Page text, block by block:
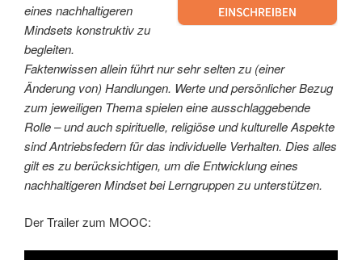
eines nachhaltigeren
Mindsets konstruktiv zu
begleiten.
Faktenwissen allein führt nur sehr selten zu (einer
Änderung von) Handlungen. Werte und persönlicher Bezug
zum jeweiligen Thema spielen eine ausschlaggebende
Rolle – und auch spirituelle, religiöse und kulturelle Aspekte
sind Antriebsfedern für das individuelle Verhalten. Dies alles
gilt es zu berücksichtigen, um die Entwicklung eines
nachhaltigeren Mindset bei Lerngruppen zu unterstützen.
Der Trailer zum MOOC: